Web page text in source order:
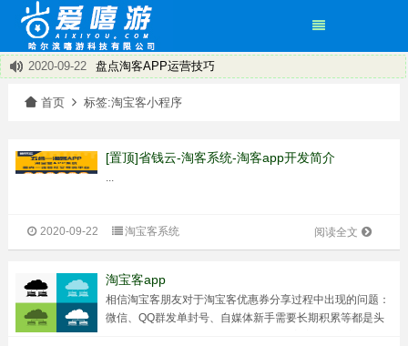
2020-09-22
盘点淘客APP运营技巧
2020-09-22
淘宝客推广的淘宝客app的优势在哪里呢？
2020-09-22
淘宝客APP总体可以分为两大类：共享APP和独立APP
2020-09-22
淘宝客有了新方向——淘宝客app
首页 标签:淘宝客小程序
[置顶]省钱云-淘客系统-淘客app开发简介
阅读全文
2020-09-22 淘宝客系统
淘宝客app
相信淘宝客朋友对于淘宝客优惠券分享过程中出现的问题：
微信、QQ群发单封号、自媒体新手需要长期积累等都是头